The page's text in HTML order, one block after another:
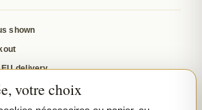
shown
delivery
where published
votre choix